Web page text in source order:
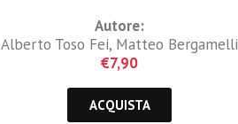
Autore:
Alberto Toso Fei, Matteo Bergamelli
€7,90
ACQUISTA